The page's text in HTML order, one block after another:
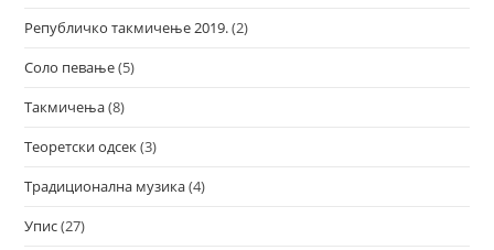
Републичко такмичење 2019.(2)
Соло певање(5)
Такмичења(8)
Теоретски одсек(3)
Традиционална музика(4)
Упис(27)